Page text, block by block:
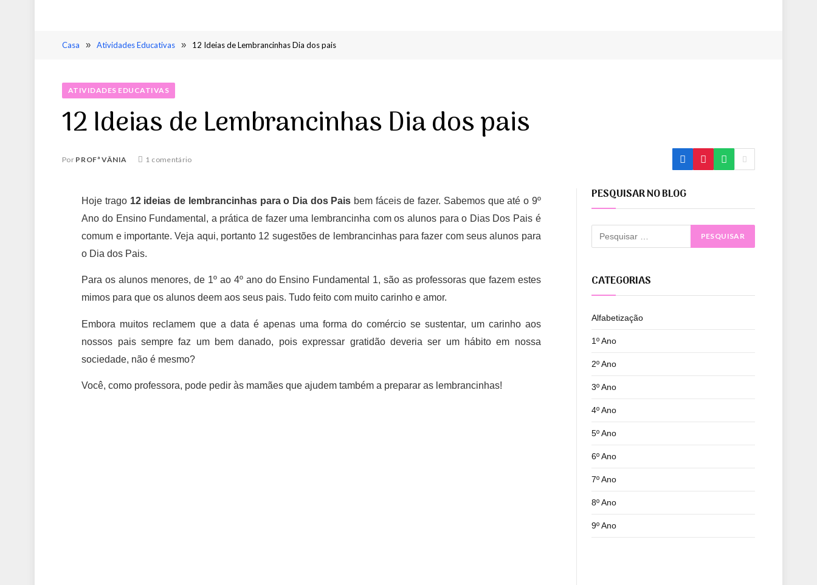
Casa » Atividades Educativas » 12 Ideias de Lembrancinhas Dia dos pais
ATIVIDADES EDUCATIVAS
12 Ideias de Lembrancinhas Dia dos pais
Por PROFª VÂNIA 1 comentário
Hoje trago 12 ideias de lembrancinhas para o Dia dos Pais bem fáceis de fazer. Sabemos que até o 9º
Ano do Ensino Fundamental, a prática de fazer uma lembrancinha com os alunos para o Dias Dos Pais é
comum e importante. Veja aqui, portanto 12 sugestões de lembrancinhas para fazer com seus alunos para
o Dia dos Pais.
Para os alunos menores, de 1º ao 4º ano do Ensino Fundamental 1, são as professoras que fazem estes
mimos para que os alunos deem aos seus pais. Tudo feito com muito carinho e amor.
Embora muitos reclamem que a data é apenas uma forma do comércio se sustentar, um carinho aos
nossos pais sempre faz um bem danado, pois expressar gratidão deveria ser um hábito em nossa
sociedade, não é mesmo?
Você, como professora, pode pedir às mamães que ajudem também a preparar as lembrancinhas!
PESQUISAR NO BLOG
CATEGORIAS
Alfabetização
1º Ano
2º Ano
3º Ano
4º Ano
5º Ano
6º Ano
7º Ano
8º Ano
9º Ano